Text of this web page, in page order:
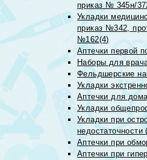
приказ № 345н/
Укладки
приказ №342,
№162(4)
Аптечки первой
Наборы для
Фельдшерские
Укладки
Аптечки для
Укладки
Укладки при
недостаточности
Аптечки при
Аптечки при